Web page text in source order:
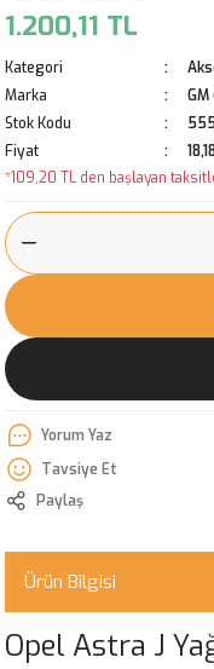
1.200,11 TL
Kategori
Marka
Stok Kodu
Fiyat
*109,20 TL den başlayan
Yorum Yaz
Tavsiye Et
Paylaş
Ürün Bilgisi
Opel Astra J